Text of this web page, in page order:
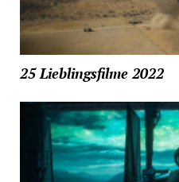
25 Lieblingsfilme 2022